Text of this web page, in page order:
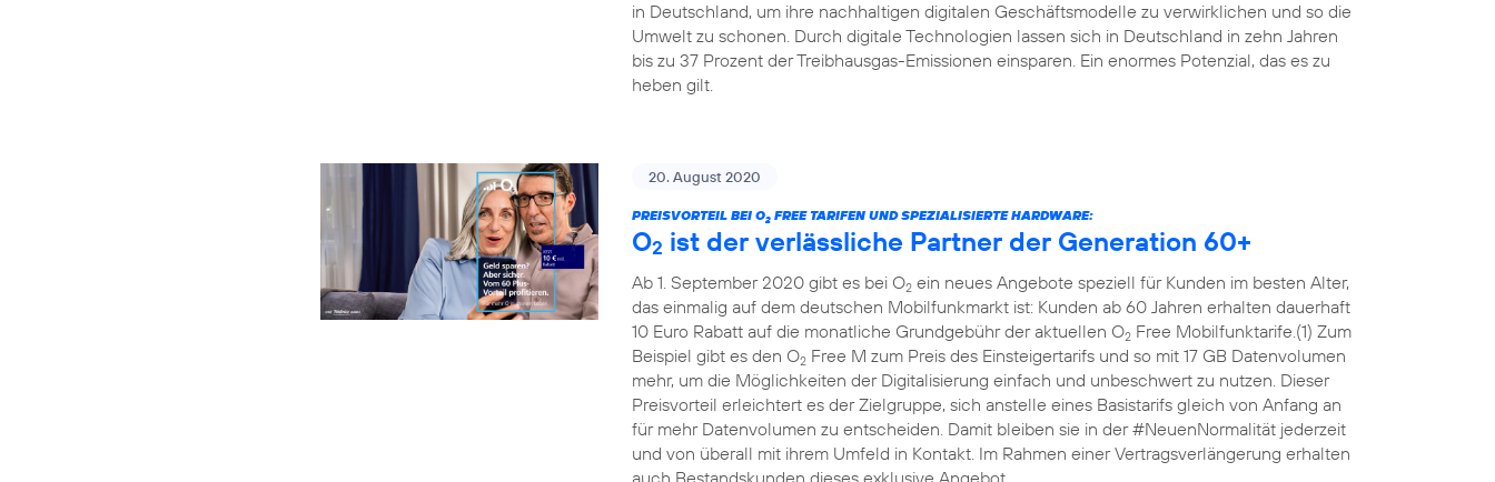
in Deutschland, um ihre nachhaltigen digitalen Geschäftsmodelle zu verwirklichen und so die
Umwelt zu schonen. Durch digitale Technologien lassen sich in Deutschland in zehn Jahren
bis zu 37 Prozent der Treibhausgas-Emissionen einsparen. Ein enormes Potenzial, das es zu
heben gilt.
20. August 2020
PREISVORTEIL BEI O2 FREE TARIFEN UND SPEZIALISIERTE HARDWARE:
O2 ist der verlässliche Partner der Generation 60+
Ab 1. September 2020 gibt es bei O2 ein neues Angebote speziell für Kunden im besten Alter,
das einmalig auf dem deutschen Mobilfunkmarkt ist: Kunden ab 60 Jahren erhalten dauerhaft
10 Euro Rabatt auf die monatliche Grundgebühr der aktuellen O2 Free Mobilfunktarife.(1) Zum
Beispiel gibt es den O2 Free M zum Preis des Einsteigertarifs und so mit 17 GB Datenvolumen
mehr, um die Möglichkeiten der Digitalisierung einfach und unbeschwert zu nutzen. Dieser
Preisvorteil erleichtert es der Zielgruppe, sich anstelle eines Basistarifs gleich von Anfang an
für mehr Datenvolumen zu entscheiden. Damit bleiben sie in der #NeuenNormalität jederzeit
und von überall mit ihrem Umfeld in Kontakt. Im Rahmen einer Vertragsverlängerung erhalten
auch Bestandskunden dieses exklusive Angebot.